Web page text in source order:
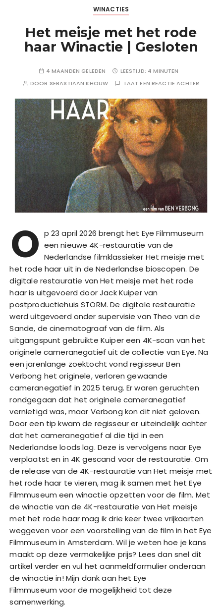
WINACTIES
Het meisje met het rode
haar Winactie | Gesloten
4 MAANDEN GELEDEN LEESTIJD: 4 MINUTEN
DOOR SEBASTIAAN KHOUW LAAT EEN REACTIE ACHTER
O p 23 april 2026 brengt het Eye Filmmuseum
een nieuwe 4K-restauratie van de
Nederlandse filmklassieker Het meisje met
het rode haar uit in de Nederlandse bioscopen. De
digitale restauratie van Het meisje met het rode
haar is uitgevoerd door Jack Kuiper van
postproductiehuis STORM. De digitale restauratie
werd uitgevoerd onder supervisie van Theo van de
Sande, de cinematograaf van de film. Als
uitgangspunt gebruikte Kuiper een 4K-scan van het
originele cameranegatief uit de collectie van Eye. Na
een jarenlange zoektocht vond regisseur Ben
Verbong het originele, verloren gewaande
cameranegatief in 2025 terug. Er waren geruchten
rondgegaan dat het originele cameranegatief
vernietigd was, maar Verbong kon dit niet geloven.
Door een tip kwam de regisseur er uiteindelijk achter
dat het cameranegatief al die tijd in een
Nederlandse loods lag. Deze is vervolgens naar Eye
verplaatst en in 4K gescand voor de restauratie. Om
de release van de 4K-restauratie van Het meisje met
het rode haar te vieren, mag ik samen met het Eye
Filmmuseum een winactie opzetten voor de film. Met
de winactie van de 4K-restauratie van Het meisje
met het rode haar mag ik drie keer twee vrijkaarten
weggeven voor een voorstelling van de film in het Eye
Filmmuseum in Amsterdam. Wil je weten hoe je kans
maakt op deze vermakelijke prijs? Lees dan snel dit
artikel verder en vul het aanmeldformulier onderaan
de winactie in! Mijn dank aan het Eye
Filmmuseum voor de mogelijkheid tot deze
samenwerking.